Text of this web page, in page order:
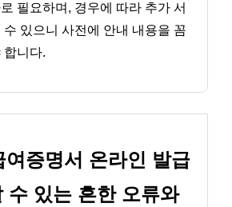
필요하며, 경우에 따라 추가 서
수 있으니 사전에 안내 내용을 꼼
합니다.
여증명서 온라인 발급
수 있는 흔한 오류와